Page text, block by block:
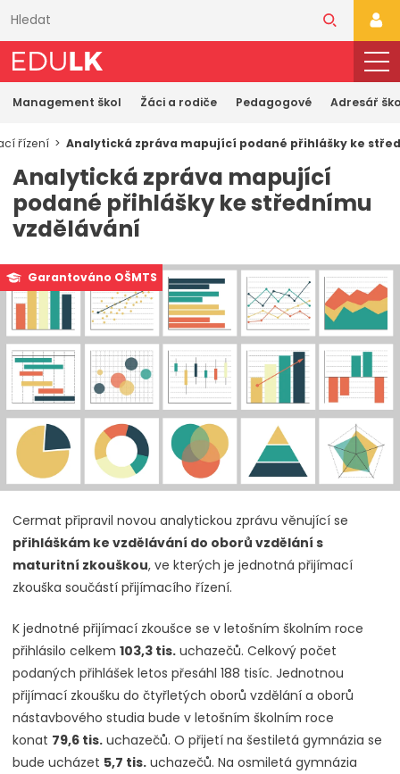
obsahu
Management škol Žáci a rodiče Pedagogové Adresář
řízení Analytická zpráva mapující podané přihlášky ke
Analytická zpráva mapující
podané přihlášky ke střednímu
vzdělávání
Garantováno OŠMTS
Cermat připravil novou analytickou zprávu věnující se
přihláškám ke vzdělávání do oborů vzdělání s
maturitní zkouškou, ve kterých je jednotná přijímací
zkouška součástí přijímacího řízení.
K jednotné přijímací zkoušce se v letošním školním roce
přihlásilo celkem 103,3 tis. uchazečů. Celkový počet
podaných přihlášek letos přesáhl 188 tisíc. Jednotnou
přijímací zkoušku do čtyřletých oborů vzdělání a oborů
nástavbového studia bude v letošním školním roce
konat 79,6 tis. uchazečů. O přijetí na šestiletá gymnázia se
bude ucházet 5,7 tis. uchazečů. Na osmiletá gymnázia